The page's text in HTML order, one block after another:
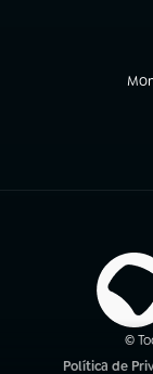
©
Política de